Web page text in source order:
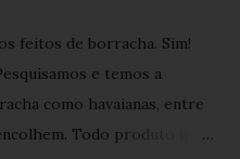
feitos de borracha. Sim!
e temos a
como havaianas, entre
Todo produto que